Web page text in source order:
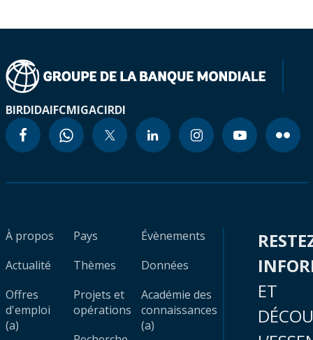
BIRDIDAIFCMIGACIRDI
À propos
Actualité
Offres
d'emploi
(a)
Pays
Thèmes
Projets et
opérations
Évènements
Données
Académie des
connaissances
(a)
ET